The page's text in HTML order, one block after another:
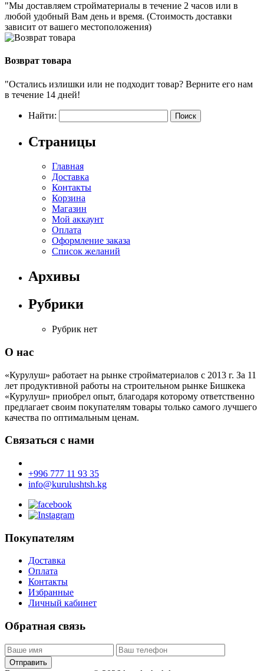
"Мы доставляем стройматериалы в течение 2 часов или в
любой удобный Вам день и время. (Стоимость доставки
зависит от вашего местоположения)
Возврат товара
"Остались излишки или не подходит товар? Верните его нам
в течение 14 дней!
Найти:
Страницы
Главная
Доставка
Контакты
Корзина
Магазин
Мой аккаунт
Оплата
Оформление заказа
Список желаний
Архивы
Рубрики
Рубрик нет
О нас
«Курулуш» работает на рынке стройматериалов с 2013 г. За 11
лет продуктивной работы на строительном рынке Бишкека
«Курулуш» приобрел опыт, благодаря которому ответственно
предлагает своим покупателям товары только самого лучшего
качества по оптимальным ценам.
Связаться с нами
+996 777 11 93 35
info@kurulushtsh.kg
Покупателям
Доставка
Оплата
Контакты
Избранные
Личный кабинет
Обратная связь
Отправить